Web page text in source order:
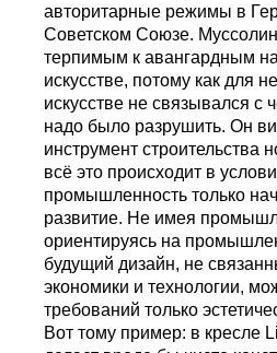
авторитарные режимы в
Советском Союзе.
терпимым к авангардным
искусстве, потому как для
искусстве не связывался с
надо было разрушить. Он
инструмент строительства
всё это происходит в
промышленность только
развитие. Не имея
ориентируясь на
будущий дизайн, не
экономики и технологии,
требований только
Вот тому пример: в кресле